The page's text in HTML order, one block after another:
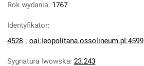
Rok wydania: 1767
Identyfikator:
4528 ; oai:leopolitana.ossolineum.pl:4599
Sygnatura lwowska: 23.243